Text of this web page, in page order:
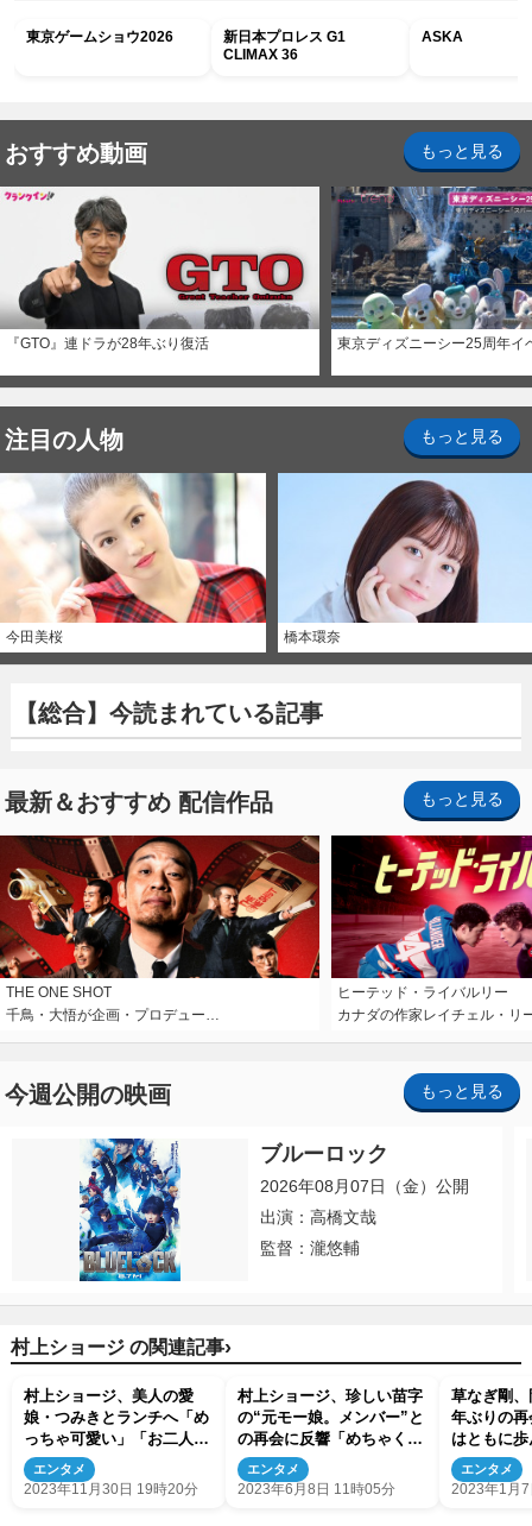
東京ゲームショウ2026
新日本プロレス G1
CLIMAX 36
ASKA
おすすめ動画 もっと見る
『GTO』連ドラが28年ぶり復活 東京ディズニーシー25周年イ
注目の人物 もっと見る
今田美桜 橋本環奈
【総合】今読まれている記事
最新＆おすすめ 配信作品 もっと見る
THE ONE SHOT
千鳥・大悟が企画・プロデュー…
ヒーテッド・ライバルリー
カナダの作家レイチェル・リ
今週公開の映画 もっと見る
ブルーロック
2026年08月07日（金）公開
出演：高橋文哉
監督：瀧悠輔
村上ショージ の関連記事›
村上ショージ、美人の愛
娘・つみきとランチへ「め
っちゃ可愛い」「お二人カ
ップルみたい」
エンタメ
2023年11月30日 19時20分
村上ショージ、珍しい苗字
の“元モー娘。メンバー”と
の再会に反響「めちゃくち
ゃ可愛い」
エンタメ
2023年6月8日 11時05分
草なぎ剛
年ぶりの
はともに
ている」
エンタメ
2023年1月